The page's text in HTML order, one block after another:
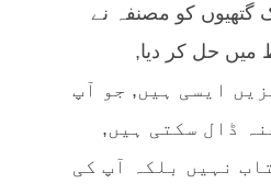
گتھیوں کو مصنفہ نے
میں حل کر دیا,
ایسی ہیں, جو آپ
ڈال سکتی ہیں,
نہیں بلکہ آپ کی